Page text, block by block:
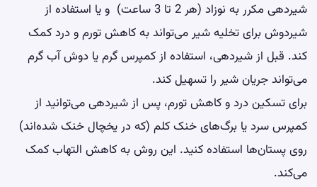
شیردهی مکرر به نوزاد (هر 2 تا 3 ساعت) و یا استفاده از
شیردوش برای تخلیه شیر می‌تواند به کاهش تورم و درد کمک
کند. قبل از شیردهی، استفاده از کمپرس گرم یا دوش آب گرم
می‌تواند جریان شیر را تسهیل کند.
برای تسکین درد و کاهش تورم، پس از شیردهی می‌توانید از
کمپرس سرد یا برگ‌های خنک کلم (که در یخچال خنک شده‌اند)
روی پستان‌ها استفاده کنید. این روش به کاهش التهاب کمک
می‌کند.